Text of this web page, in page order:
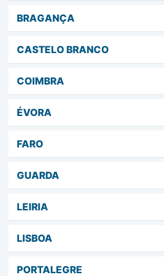
BRAGANÇA
CASTELO BRANCO
COIMBRA
ÉVORA
FARO
GUARDA
LEIRIA
LISBOA
PORTALEGRE